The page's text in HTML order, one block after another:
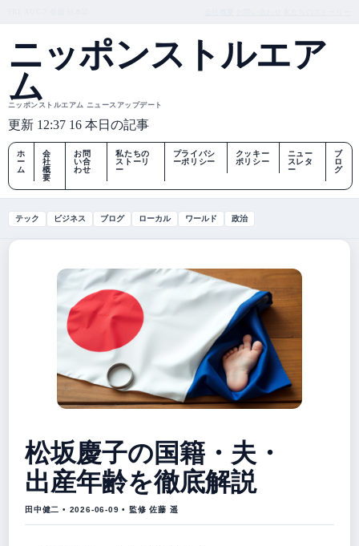
ニッポンストルエア
ム
ニッポンストルエアム ニュースアップデート
更新 12:37 16 本日の記事
ホ
ー
ム
会
社
概
要
お問
い合
わせ
私たちの
ストーリ
ー
プライバシ
ーポリシー
クッキー
ポリシー
ニュー
スレタ
ー
ブ
ロ
グ
テック ビジネス ブログ ローカル ワールド 政治
松坂慶子の国籍・夫・
出産年齢を徹底解説
田中健二 • 2026-06-09 • 監修 佐藤 遥